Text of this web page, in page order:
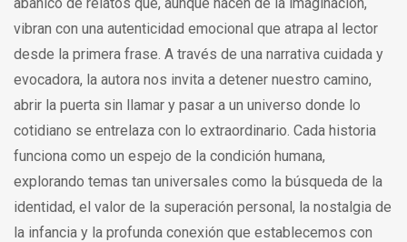
vibran con una autenticidad emocional que atrapa al lector
desde la primera frase. A través de una narrativa cuidada y
evocadora, la autora nos invita a detener nuestro camino,
abrir la puerta sin llamar y pasar a un universo donde lo
cotidiano se entrelaza con lo extraordinario. Cada historia
funciona como un espejo de la condición humana,
explorando temas tan universales como la búsqueda de la
identidad, el valor de la superación personal, la nostalgia de
la infancia y la profunda conexión que establecemos con